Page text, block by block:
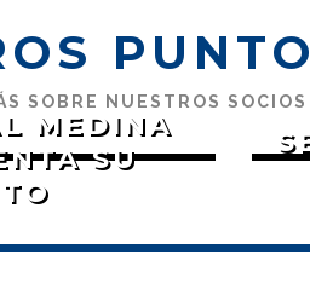
SOBRE NUESTROS
MEDINA
SU